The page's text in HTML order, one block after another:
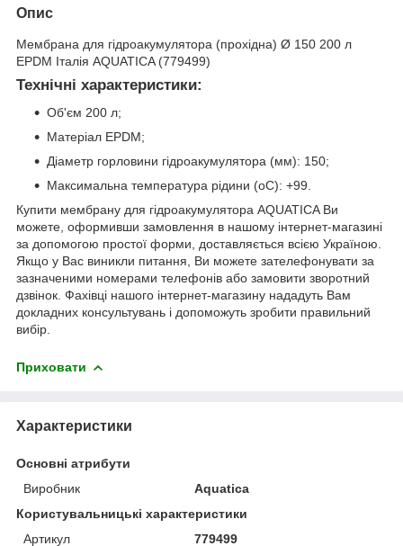
Опис
Мембрана для гідроакумулятора (прохідна) Ø 150 200 л
EPDM Італія AQUATICA (779499)
Технічні характеристики:
Об'єм 200 л;
Матеріал EPDM;
Діаметр горловини гідроакумулятора (мм): 150;
Максимальна температура рідини (oС): +99.
Купити мембрану для гідроакумулятора AQUATICA Ви
можете, оформивши замовлення в нашому інтернет-магазині
за допомогою простої форми, доставляється всією Україною.
Якщо у Вас виникли питання, Ви можете зателефонувати за
зазначеними номерами телефонів або замовити зворотний
дзвінок. Фахівці нашого інтернет-магазину нададуть Вам
докладних консультувань і допоможуть зробити правильний
вибір.
Приховати
Характеристики
Основні атрибути
Виробник
Aquatica
Користувальницькі характеристики
Артикул
779499